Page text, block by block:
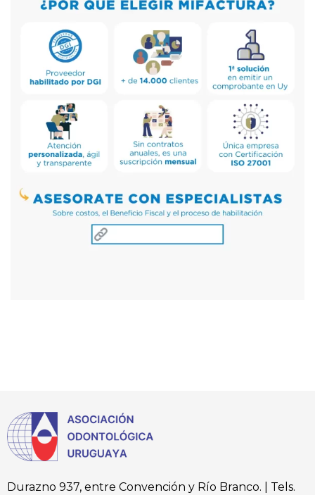
Durazno 937, entre Convención y Río Branco. | Tels.